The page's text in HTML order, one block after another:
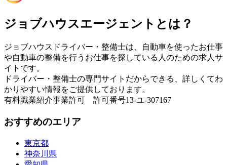
ジョブハウスエージェントとは？
ジョブハウスドライバー・整備士は、自動車を使ったお仕事
や自動車の整備を行うお仕事を探している人のための求人サ
イトです。
ドライバー・整備士の専門サイトだからできる、詳しくてわ
かりやすい情報をご提供しております。
有料職業紹介事業許可 許可番号13-ユ-307167
おすすめのエリア
東京都
神奈川県